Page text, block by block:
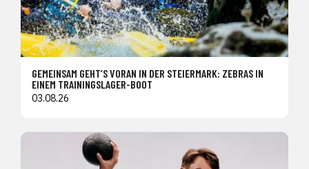
GEMEINSAM GEHT’S VORAN IN DER STEIERMARK: ZEBRAS IN
EINEM TRAININGSLAGER-BOOT
03.08.26